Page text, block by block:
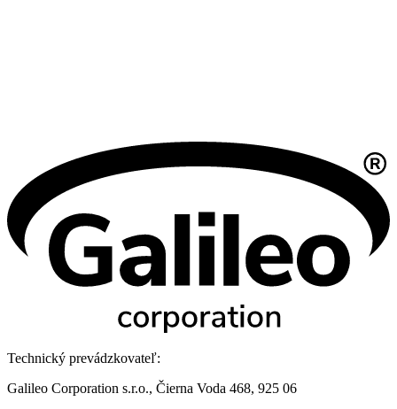
Technický prevádzkovateľ:
Galileo Corporation s.r.o., Čierna Voda 468, 925 06